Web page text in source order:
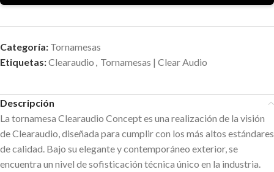
Categoría: Tornamesas
Etiquetas:Clearaudio , Tornamesas | Clear Audio
Descripción
La tornamesa Clearaudio Concept es una realización de la visión
de Clearaudio, diseñada para cumplir con los más altos estándares
de calidad. Bajo su elegante y contemporáneo exterior, se
encuentra un nivel de sofisticación técnica único en la industria.